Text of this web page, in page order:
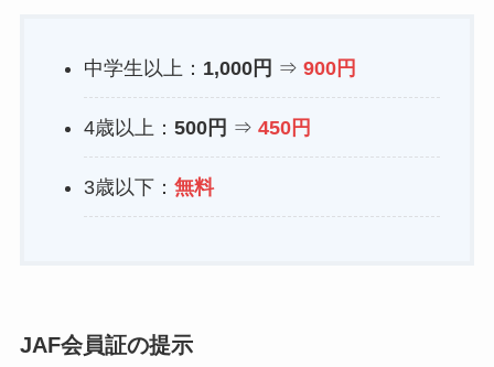
中学生以上： 1,000円 ⇒ 900円
4歳以上： 500円 ⇒ 450円
3歳以下： 無料
JAF会員証の提示